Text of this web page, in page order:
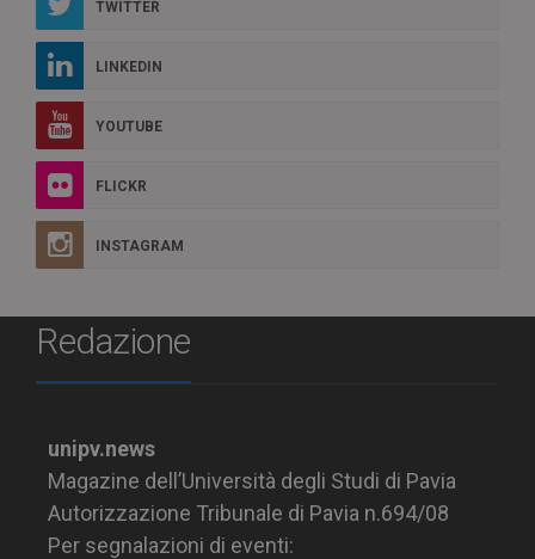
TWITTER
LINKEDIN
YOUTUBE
FLICKR
INSTAGRAM
Redazione
unipv.news
Magazine dell’Università degli Studi di Pavia
Autorizzazione Tribunale di Pavia n.694/08
Per segnalazioni di eventi: